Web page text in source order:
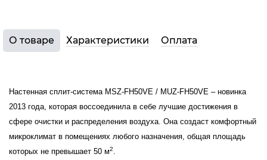
О товаре Характеристики Оплата
Настенная сплит-система MSZ-FH50VE / MUZ-FH50VE – новинка
2013 года, которая воссоединила в себе лучшие достижения в
сфере очистки и распределения воздуха. Она создаст комфортный
микроклимат в помещениях любого назначения, общая площадь
которых не превышает 50 м2.